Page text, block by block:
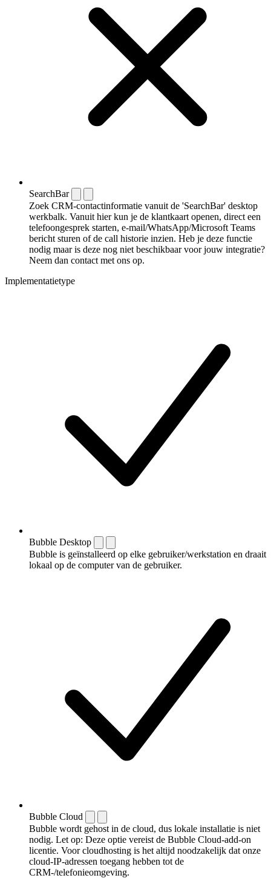
SearchBar
Zoek CRM-contactinformatie vanuit de 'SearchBar' desktop
werkbalk. Vanuit hier kun je de klantkaart openen, direct een
telefoongesprek starten, e-mail/WhatsApp/Microsoft Teams
bericht sturen of de call historie inzien. Heb je deze functie
nodig maar is deze nog niet beschikbaar voor jouw integratie?
Neem dan contact met ons op.
Implementatietype
Bubble Desktop
Bubble is geïnstalleerd op elke gebruiker/werkstation en draait
lokaal op de computer van de gebruiker.
Bubble Cloud
Bubble wordt gehost in de cloud, dus lokale installatie is niet
nodig. Let op: Deze optie vereist de Bubble Cloud-add-on
licentie. Voor cloudhosting is het altijd noodzakelijk dat onze
cloud-IP-adressen toegang hebben tot de
CRM-/telefonieomgeving.